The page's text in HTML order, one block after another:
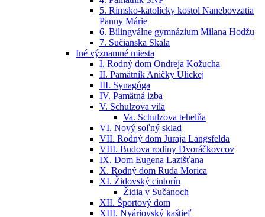
5. Rímsko-katolícky kostol Nanebovzatia
Panny Márie
6. Bilingválne gymnázium Milana Hodžu
7. Sučianska Skala
Iné významné miesta
I. Rodný dom Ondreja Kožucha
II. Pamätník Aničky Ulickej
III. Synagóga
IV. Pamätná izba
V. Schulzova vila
Va. Schulzova tehelňa
VI. Nový soľný sklad
VII. Rodný dom Juraja Langsfelda
VIII. Budova rodiny Dvoráčkovcov
IX. Dom Eugena Lazišťana
X. Rodný dom Ruda Morica
XI. Židovský cintorín
Židia v Sučanoch
XII. Športový dom
XIII. Nyáriovský kaštieľ